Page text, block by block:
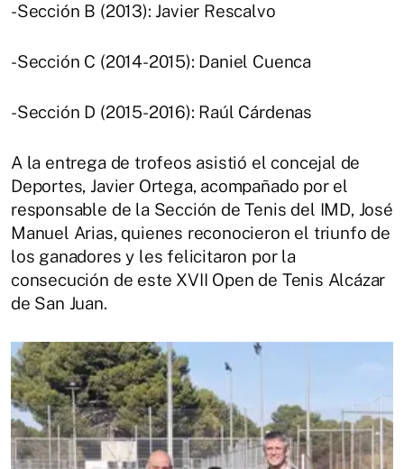
-Sección B (2013): Javier Rescalvo
-Sección C (2014-2015): Daniel Cuenca
-Sección D (2015-2016): Raúl Cárdenas
A la entrega de trofeos asistió el concejal de
Deportes, Javier Ortega, acompañado por el
responsable de la Sección de Tenis del IMD, José
Manuel Arias, quienes reconocieron el triunfo de
los ganadores y les felicitaron por la
consecución de este XVII Open de Tenis Alcázar
de San Juan.